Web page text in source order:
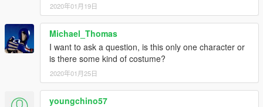
2020年01月19日
Michael_Thomas
I want to ask a question, is this only one character or
is there some kind of costume?
2020年01月25日
youngchino57